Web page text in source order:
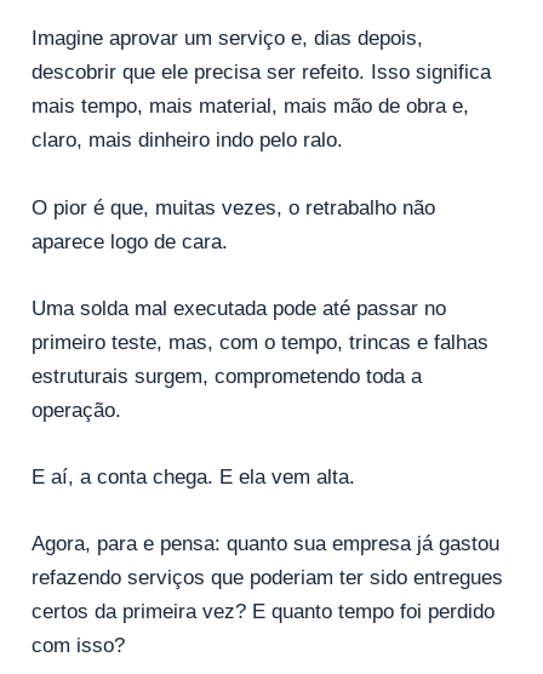
Imagine aprovar um serviço e, dias depois,
descobrir que ele precisa ser refeito. Isso significa
mais tempo, mais material, mais mão de obra e,
claro, mais dinheiro indo pelo ralo.
O pior é que, muitas vezes, o retrabalho não
aparece logo de cara.
Uma solda mal executada pode até passar no
primeiro teste, mas, com o tempo, trincas e falhas
estruturais surgem, comprometendo toda a
operação.
E aí, a conta chega. E ela vem alta.
Agora, para e pensa: quanto sua empresa já gastou
refazendo serviços que poderiam ter sido entregues
certos da primeira vez? E quanto tempo foi perdido
com isso?